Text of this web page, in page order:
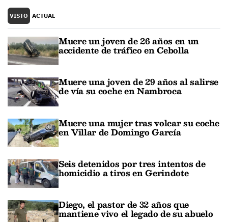
VISTO ACTUAL
Muere un joven de 26 años en un
accidente de tráfico en Cebolla
Muere una joven de 29 años al salirse
de vía su coche en Nambroca
Muere una mujer tras volcar su coche
en Villar de Domingo García
Seis detenidos por tres intentos de
homicidio a tiros en Gerindote
Diego, el pastor de 32 años que
mantiene vivo el legado de su abuelo